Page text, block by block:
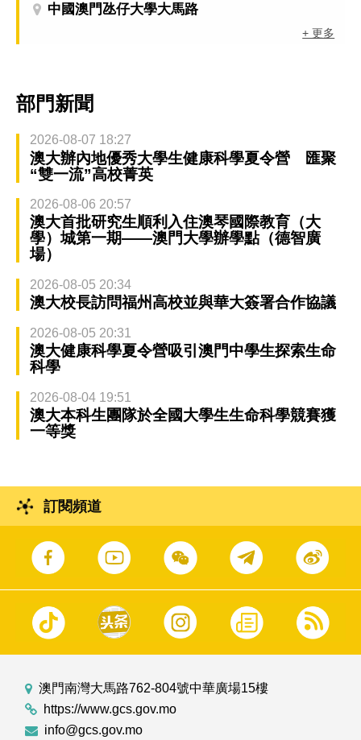
中國澳門氹仔大學大馬路
+ 更多
部門新聞
2026-08-07 18:27
澳大辦內地優秀大學生健康科學夏令營 匯聚
“雙一流”高校菁英
2026-08-06 20:57
澳大首批研究生順利入住澳琴國際教育（大
學）城第一期——澳門大學辦學點（德智廣
場）
2026-08-05 20:34
澳大校長訪問福州高校並與華大簽署合作協議
2026-08-05 20:31
澳大健康科學夏令營吸引澳門中學生探索生命
科學
2026-08-04 19:51
澳大本科生團隊於全國大學生生命科學競賽獲
一等獎
訂閱頻道
澳門南灣大馬路762-804號中華廣場15樓
https://www.gcs.gov.mo
info@gcs.gov.mo